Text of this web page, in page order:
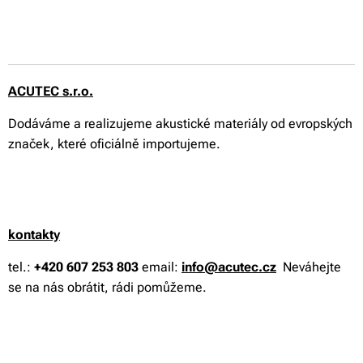
ACUTEC s.r.o.
Dodáváme a realizujeme akustické materiály od evropských
značek, které oficiálně importujeme.
kontakty
tel.: +420 607 253 803 email: info@acutec.cz Neváhejte
se na nás obrátit, rádi pomůžeme.